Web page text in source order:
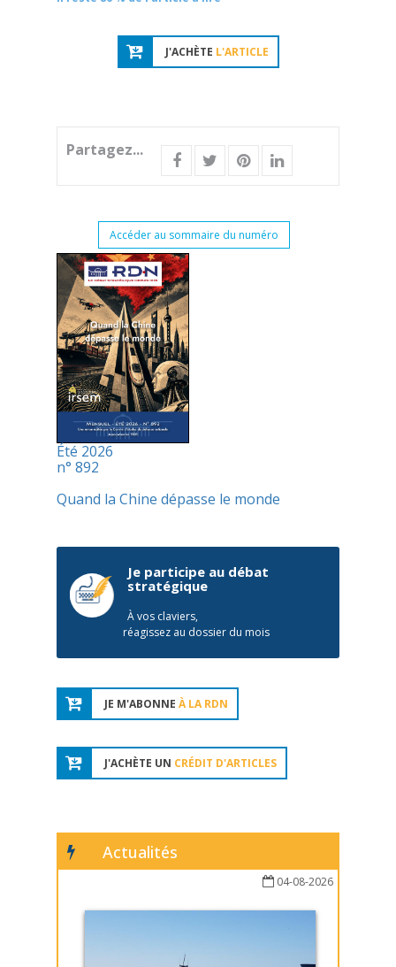
J'ACHÈTE L'ARTICLE
Partagez...
Accéder au sommaire du numéro
Été 2026
n° 892
Quand la Chine dépasse le monde
Je participe au débat
stratégique
À vos claviers,
réagissez au dossier du mois
JE M'ABONNE À LA RDN
J'ACHÈTE UN CRÉDIT D'ARTICLES
Actualités
04-08-2026